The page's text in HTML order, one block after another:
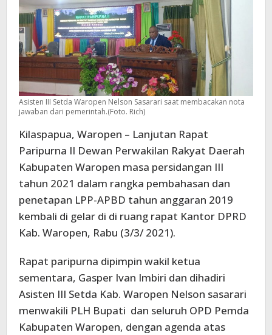
Asisten III Setda Waropen Nelson Sasarari saat membacakan nota
jawaban dari pemerintah.(Foto. Rich)
Kilaspapua, Waropen – Lanjutan Rapat
Paripurna II Dewan Perwakilan Rakyat Daerah
Kabupaten Waropen masa persidangan III
tahun 2021 dalam rangka pembahasan dan
penetapan LPP-APBD tahun anggaran 2019
kembali di gelar di di ruang rapat Kantor DPRD
Kab. Waropen, Rabu (3/3/ 2021).
Rapat paripurna dipimpin wakil ketua
sementara, Gasper Ivan Imbiri dan dihadiri
Asisten III Setda Kab. Waropen Nelson sasarari
menwakili PLH Bupati dan seluruh OPD Pemda
Kabupaten Waropen, dengan agenda atas